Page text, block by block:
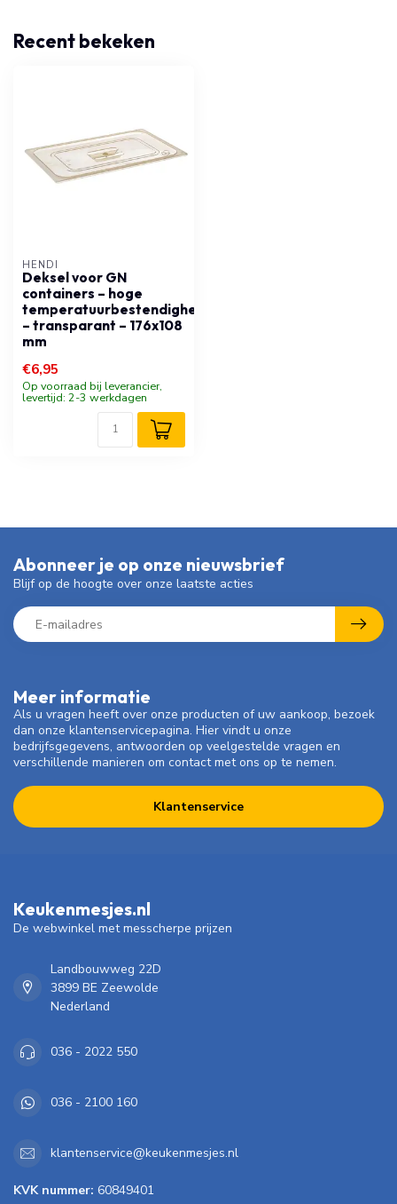
Recent bekeken
HENDI
Deksel voor GN
containers – hoge
temperatuurbestendigheid
– transparant – 176x108
mm
€6,95
Op voorraad bij leverancier,
levertijd: 2-3 werkdagen
Meer informatie
Als u vragen heeft over onze producten of uw aankoop, bezoek
dan onze klantenservicepagina. Hier vindt u onze
bedrijfsgegevens, antwoorden op veelgestelde vragen en
verschillende manieren om contact met ons op te nemen.
Klantenservice
Abonneer je op onze nieuwsbrief
Blijf op de hoogte over onze laatste acties
Keukenmesjes.nl
De webwinkel met messcherpe prijzen
Landbouwweg 22D
3899 BE Zeewolde
Nederland
036 - 2022 550
036 - 2100 160
klantenservice@keukenmesjes.nl
KVK nummer: 60849401